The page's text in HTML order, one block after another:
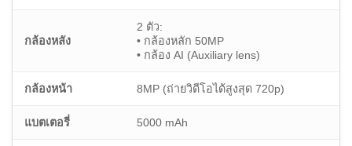
กล้องหลัง
2 ตัว:
• กล้องหลัก 50MP
• กล้อง AI (Auxiliary lens)
กล้องหน้า 8MP (ถ่ายวิดีโอได้สูงสุด 720p)
แบตเตอรี่ 5000 mAh